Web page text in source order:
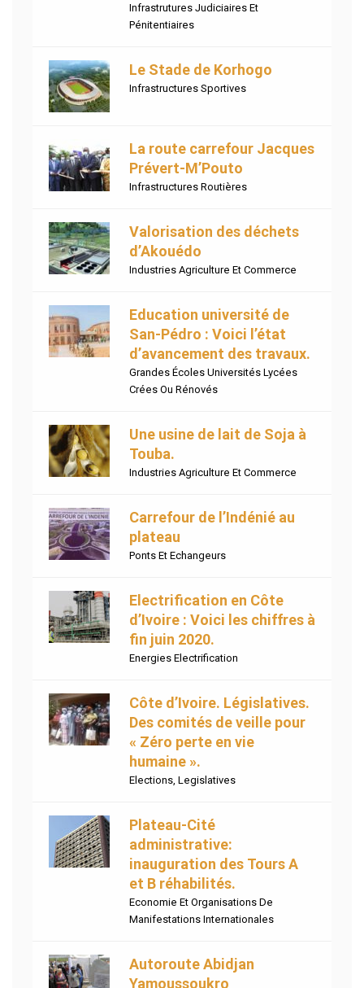
Infrastrutures Judiciaires Et
Pénitentiaires
Le Stade de Korhogo
Infrastructures Sportives
La route carrefour Jacques
Prévert-M’Pouto
Infrastructures Routières
Valorisation des déchets
d’Akouédo
Industries Agriculture Et Commerce
Education université de
San-Pédro : Voici l’état
d’avancement des travaux.
Grandes Écoles Universités Lycées
Crées Ou Rénovés
Une usine de lait de Soja à
Touba.
Industries Agriculture Et Commerce
Carrefour de l’Indénié au
plateau
Ponts Et Echangeurs
Electrification en Côte
d’Ivoire : Voici les chiffres à
fin juin 2020.
Energies Electrification
Côte d’Ivoire. Législatives.
Des comités de veille pour
« Zéro perte en vie
humaine ».
Elections Legislatives
Plateau-Cité
administrative:
inauguration des Tours A
et B réhabilités.
Economie Et Organisations De
Manifestations Internationales
Autoroute Abidjan
Yamoussoukro